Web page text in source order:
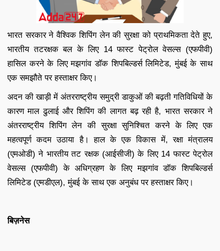
भारत सरकार ने वैश्विक शिपिंग लेन की सुरक्षा को प्राथमिकता देते हुए,
भारतीय तटरक्षक बल के लिए 14 फास्ट पेट्रोल वेसल्स (एफपीवी)
हासिल करने के लिए मझगांव डॉक शिपबिल्डर्स लिमिटेड, मुंबई के साथ
एक समझौते पर हस्ताक्षर किए।
अदन की खाड़ी में अंतरराष्ट्रीय समुद्री डाकुओं की बढ़ती गतिविधियों के
कारण माल ढुलाई और शिपिंग की लागत बढ़ रही है, भारत सरकार ने
अंतरराष्ट्रीय शिपिंग लेन की सुरक्षा सुनिश्चित करने के लिए एक
महत्वपूर्ण कदम उठाया है। हाल के एक विकास में, रक्षा मंत्रालय
(एमओडी) ने भारतीय तट रक्षक (आईसीजी) के लिए 14 फास्ट पेट्रोल
वेसल्स (एफपीवी) के अधिग्रहण के लिए मझगांव डॉक शिपबिल्डर्स
लिमिटेड (एमडीएल), मुंबई के साथ एक अनुबंध पर हस्ताक्षर किए।
बिज़नेस